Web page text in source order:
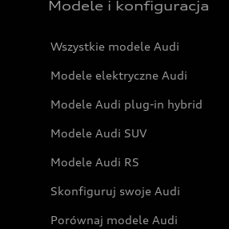
Modele i konfiguracja
Wszystkie modele Audi
Modele elektryczne Audi
Modele Audi plug-in hybrid
Modele Audi SUV
Modele Audi RS
Skonfiguruj swoje Audi
Porównaj modele Audi